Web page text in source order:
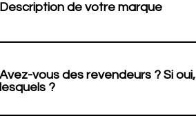
vous des revendeurs ? Si oui,
?
de votre marque